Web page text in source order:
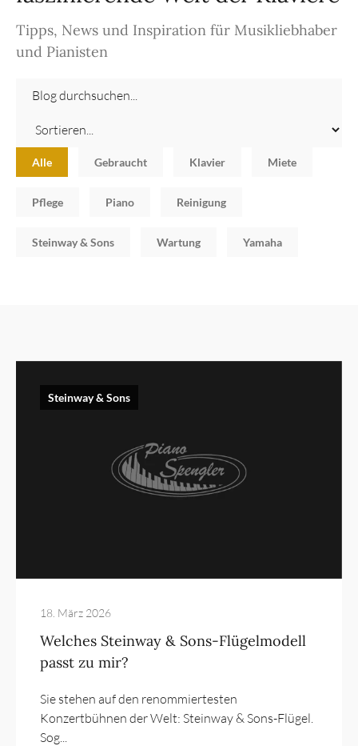
Tipps, News und Inspiration für Musikliebhaber
und Pianisten
Alle Gebraucht Klavier Miete
Pflege Piano Reinigung
Steinway & Sons Wartung Yamaha
Steinway & Sons
18. März 2026
Welches Steinway & Sons-Flügelmodell
passt zu mir?
Sie stehen auf den renommiertesten
Konzertbühnen der Welt: Steinway & Sons-Flügel.
Sog...